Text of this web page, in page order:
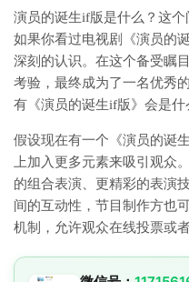
演员的诞生if版是什么？这
如果你看过电视剧《演员的
深刻的认识。在这个备受瞩
考验，最终成为了一名优秀
有《演员的诞生if版》会是什
假设现在有一个《演员的诞
上加入更多元素来吸引观众
的组合表演、更精彩的表演
间的互动性，节目制作方也
机制，允许观众在线投票或